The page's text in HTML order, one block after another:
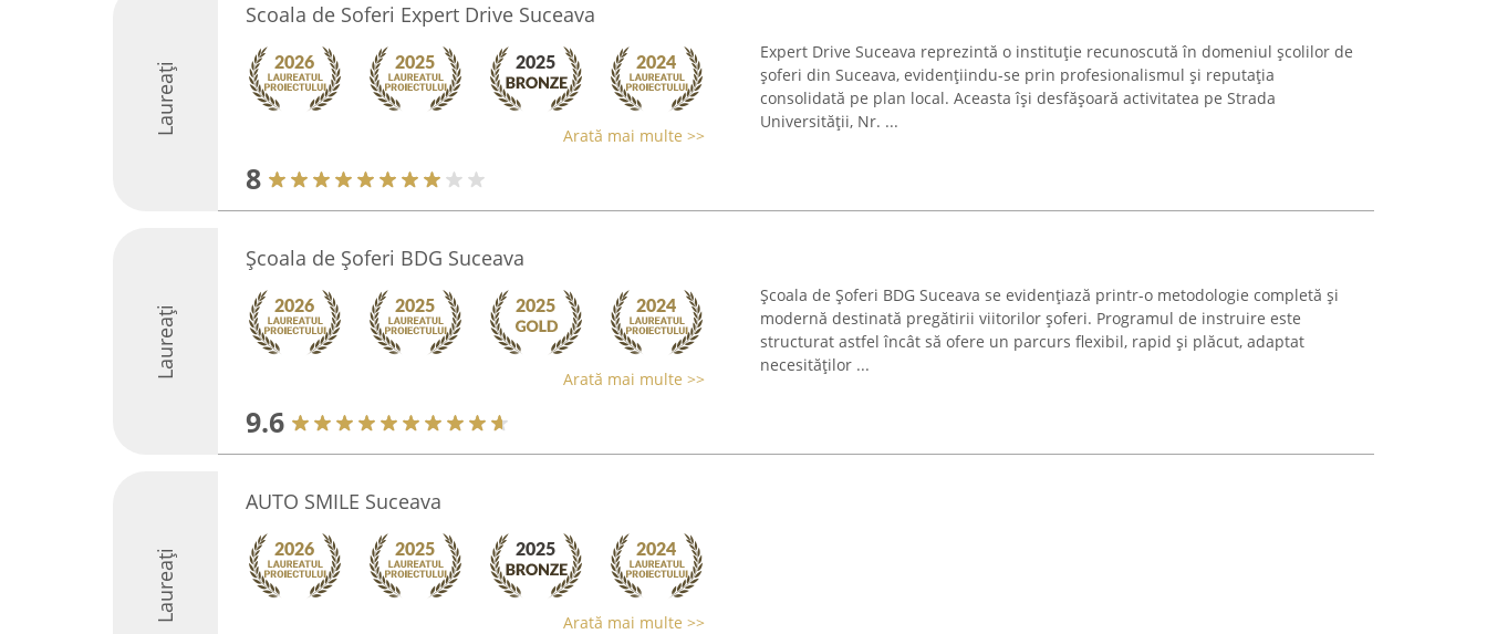
Laureați
Scoala de Soferi Expert Drive Suceava
Arată mai multe >>
8
Expert Drive Suceava reprezintă o instituție recunoscută în domeniul școlilor de
șoferi din Suceava, evidențiindu-se prin profesionalismul și reputația
consolidată pe plan local. Aceasta își desfășoară activitatea pe Strada
Universității, Nr. ...
Laureați
Școala de Șoferi BDG Suceava
Arată mai multe >>
9.6
Școala de Șoferi BDG Suceava se evidențiază printr-o metodologie completă și
modernă destinată pregătirii viitorilor șoferi. Programul de instruire este
structurat astfel încât să ofere un parcurs flexibil, rapid și plăcut, adaptat
necesităților ...
Laureați
AUTO SMILE Suceava
Arată mai multe >>